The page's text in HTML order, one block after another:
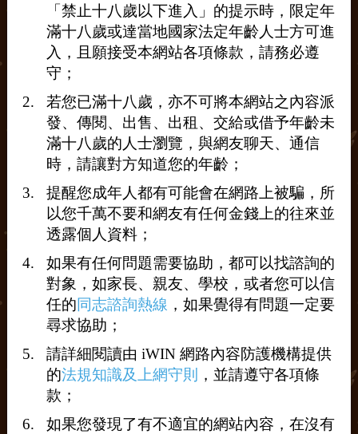
想在公廁吹吹
新竹市任一公園皆可
平日中午約約
Line:zxc835277
此內容已於2026-06-24 22:04:58 由 TIMI 進行第 1 次編輯
送花 送咖啡
「禁止十八歲以下進入」的提示時，限定年
滿十八歲或達當地國家法定年齡人士方可進
入，且願接受本網站各項條款，請務必遵
守；
若您已滿十八歲，亦不可將本網站之內容派
發、傳閱、出售、出租、交給或借予年齡未
滿十八歲的人士瀏覽，與網友聊天、通信
時，請讓對方知道您的年齡；
提醒您成年人都有可能會在網路上被騙，所
以您千萬不要和網友有任何金錢上的往來並
透露個人資料；
如果有任何問題需要協助，都可以找諮詢的
對象，如家長、親友、學校，或者您可以信
任的同志諮詢熱線 ，如果覺得有問題一定要
尋求協助；
請詳細閱讀由 iWIN 網路內容防護機構提供
的法規知識及上網守則
，並請遵守各項條
款；
如果您發現了有不適宜的網站內容，在沒有